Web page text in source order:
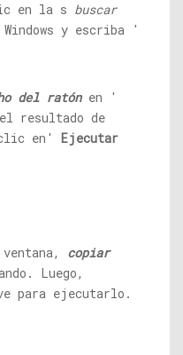
en la s buscar
y escriba '
del ratón en '
resultado de
clic en' Ejecutar
copiar
Luego,
para ejecutarlo.